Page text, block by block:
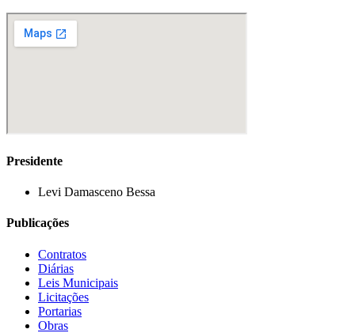
Presidente
Levi Damasceno Bessa
Publicações
Contratos
Diárias
Leis Municipais
Licitações
Portarias
Obras